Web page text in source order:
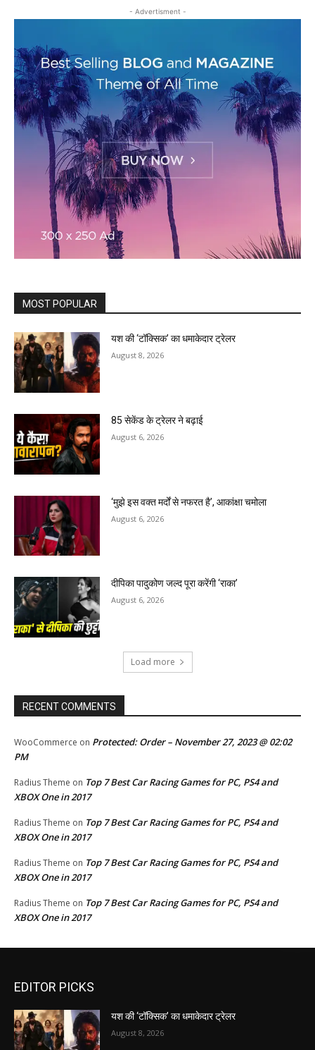
- Advertisment -
MOST POPULAR
यश की ‘टॉक्सिक’ का धमाकेदार ट्रेलर
August 8, 2026
85 सेकेंड के ट्रेलर ने बढ़ाई
August 6, 2026
‘मुझे इस वक्त मर्दों से नफरत है’, आकांक्षा चमोला
August 6, 2026
दीपिका पादुकोण जल्द पूरा करेंगी ‘राका’
August 6, 2026
Load more
RECENT COMMENTS
WooCommerce on Protected: Order – November 27, 2023 @ 02:02
PM
Radius Theme on Top 7 Best Car Racing Games for PC, PS4 and
XBOX One in 2017
Radius Theme on Top 7 Best Car Racing Games for PC, PS4 and
XBOX One in 2017
Radius Theme on Top 7 Best Car Racing Games for PC, PS4 and
XBOX One in 2017
Radius Theme on Top 7 Best Car Racing Games for PC, PS4 and
XBOX One in 2017
EDITOR PICKS
यश की ‘टॉक्सिक’ का धमाकेदार ट्रेलर
August 8, 2026